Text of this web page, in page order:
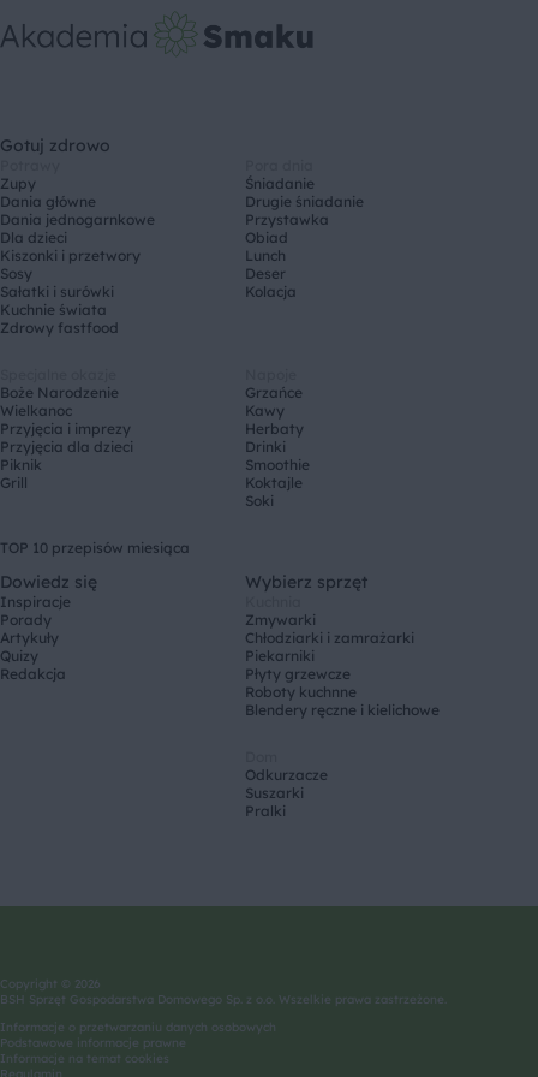
Gotuj zdrowo
Zupy
Dania główne
Dania jednogarnkowe
Dla dzieci
Kiszonki i przetwory
Sosy
Sałatki i surówki
Kuchnie świata
Zdrowy fastfood
Śniadanie
Drugie śniadanie
Przystawka
Obiad
Lunch
Deser
Kolacja
Boże Narodzenie
Wielkanoc
Przyjęcia i imprezy
Przyjęcia dla dzieci
Piknik
Grill
Grzańce
Kawy
Herbaty
Drinki
Smoothie
Koktajle
Soki
TOP 10 przepisów miesiąca
Dowiedz się
Inspiracje
Porady
Artykuły
Quizy
Redakcja
Wybierz sprzęt
Zmywarki
Chłodziarki i zamrażarki
Piekarniki
Płyty grzewcze
Roboty kuchnne
Blendery ręczne i kielichowe
Odkurzacze
Suszarki
Pralki
Copyright © 2026
BSH Sprzęt Gospodarstwa Domowego Sp. z o.o. Wszelkie prawa zastrzeżone.
Informacje o przetwarzaniu danych osobowych
Podstawowe informacje prawne
Informacje na temat cookies
Regulamin